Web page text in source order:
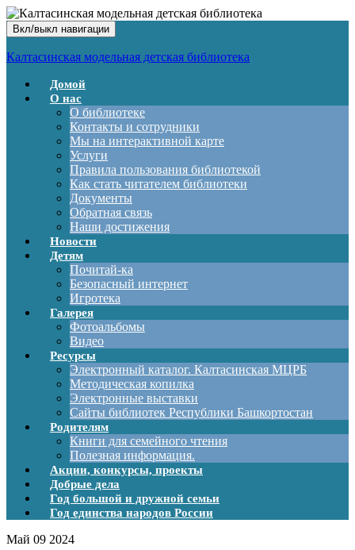
Вкл/выкл навигации
Калтасинская модельная детская библиотека
Домой
О нас
О библиотеке
Контакты и сотрудники
Мы на интерактивной карте
Услуги
Правила пользования библиотекой
Как стать читателем библиотеки
Документы
Обратная связь
Наши достижения
Новости
Детям
Почитай-ка
Безопасный интернет
Игротека
Галерея
Фотоальбомы
Видео
Ресурсы
Электронный каталог. Калтасинская МЦРБ
Методическая копилка
Электронные выставки
Сайты библиотек Республики Башкортостан
Родителям
Книги для семейного чтения
Полезная информация.
Акции, конкурсы, проекты
Добрые дела
Год большой и дружной семьи
Год единства народов России
Май 09 2024